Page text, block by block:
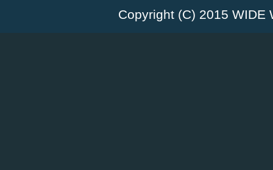
Copyright (C) 2015 WIDE